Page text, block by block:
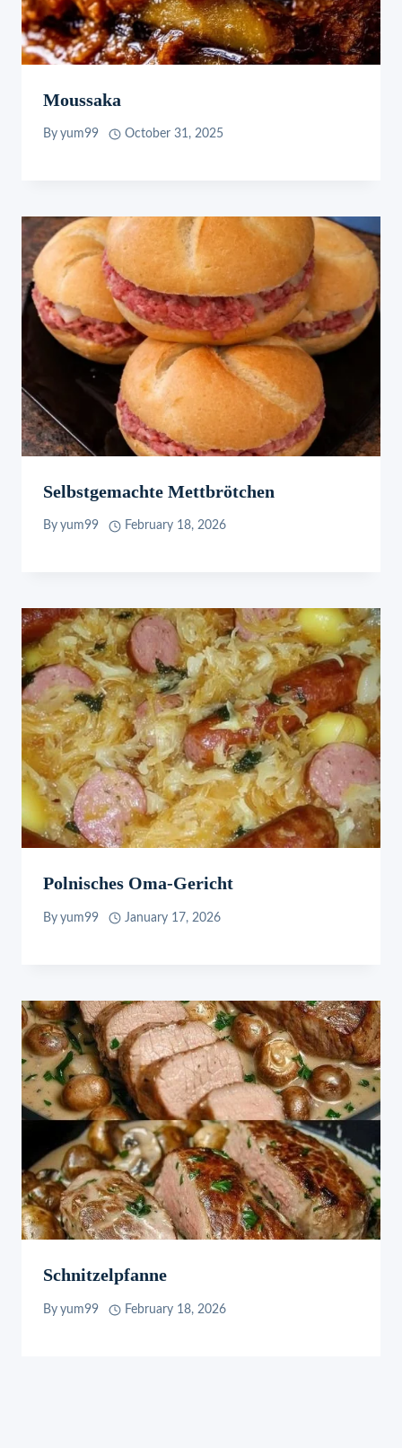
Moussaka
By yum99 October 31, 2025
Selbstgemachte Mettbrötchen
By yum99 February 18, 2026
Polnisches Oma-Gericht
By yum99 January 17, 2026
Schnitzelpfanne
By yum99 February 18, 2026